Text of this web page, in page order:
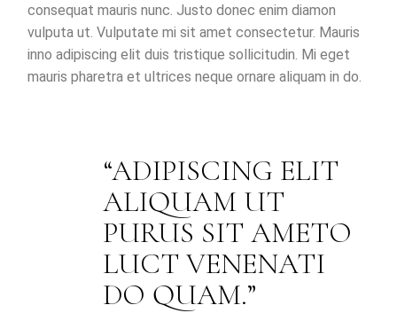
consequat mauris nunc. Justo donec enim diamon
vulputa ut. Vulputate mi sit amet consectetur. Mauris
inno adipiscing elit duis tristique sollicitudin. Mi eget
mauris pharetra et ultrices neque ornare aliquam in do.
ADIPISCING ELIT
ALIQUAM UT
PURUS SIT AMETO
LUCT VENENATI
DO QUAM.